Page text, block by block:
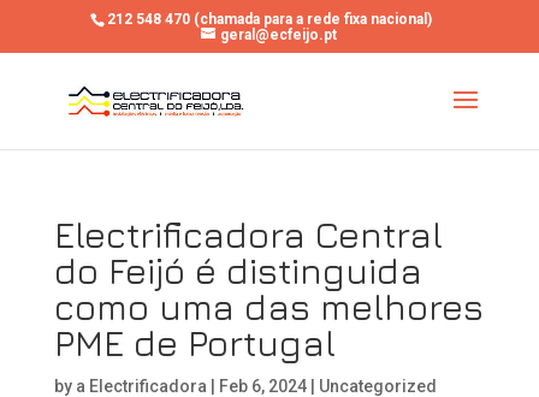
212 548 470 (chamada para a rede fixa nacional)
geral@ecfeijo.pt
Electrificadora Central
do Feijó é distinguida
como uma das melhores
PME de Portugal
by a Electrificadora Feb 6, 2024| Uncategorized